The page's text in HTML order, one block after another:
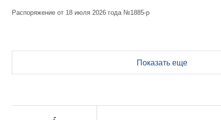
Распоряжение от 18 июля 2026 года №1885-р
Показать еще